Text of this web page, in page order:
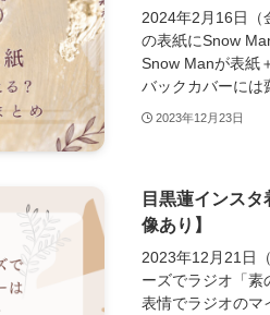
2024年2月16日（
の表紙にSnow
Snow Manが表紙
バックカバーには
2023年12月23日
目黒蓮インス
像あり】
2023年12月21日
ーズでラジオ「素
表情でラジオのマ